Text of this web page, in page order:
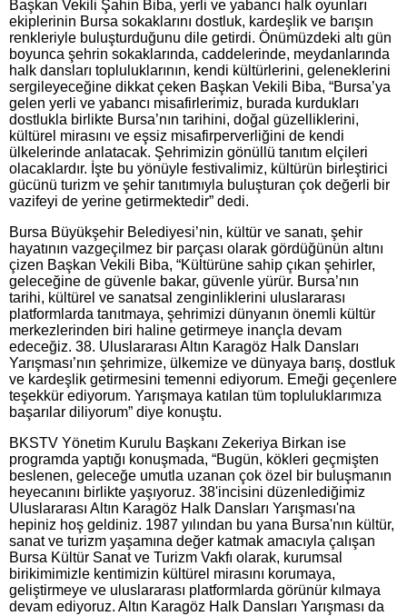
Başkan Vekili Şahin Biba, yerli ve yabancı halk oyunları
ekiplerinin Bursa sokaklarını dostluk, kardeşlik ve barışın
renkleriyle buluşturduğunu dile getirdi. Önümüzdeki altı gün
boyunca şehrin sokaklarında, caddelerinde, meydanlarında
halk dansları topluluklarının, kendi kültürlerini, geleneklerini
sergileyeceğine dikkat çeken Başkan Vekili Biba, “Bursa’ya
gelen yerli ve yabancı misafirlerimiz, burada kurdukları
dostlukla birlikte Bursa’nın tarihini, doğal güzelliklerini,
kültürel mirasını ve eşsiz misafirperverliğini de kendi
ülkelerinde anlatacak. Şehrimizin gönüllü tanıtım elçileri
olacaklardır. İşte bu yönüyle festivalimiz, kültürün birleştirici
gücünü turizm ve şehir tanıtımıyla buluşturan çok değerli bir
vazifeyi de yerine getirmektedir” dedi.
Bursa Büyükşehir Belediyesi’nin, kültür ve sanatı, şehir
hayatının vazgeçilmez bir parçası olarak gördüğünün altını
çizen Başkan Vekili Biba, “Kültürüne sahip çıkan şehirler,
geleceğine de güvenle bakar, güvenle yürür. Bursa’nın
tarihi, kültürel ve sanatsal zenginliklerini uluslararası
platformlarda tanıtmaya, şehrimizi dünyanın önemli kültür
merkezlerinden biri haline getirmeye inançla devam
edeceğiz. 38. Uluslararası Altın Karagöz Halk Dansları
Yarışması’nın şehrimize, ülkemize ve dünyaya barış, dostluk
ve kardeşlik getirmesini temenni ediyorum. Emeği geçenlere
teşekkür ediyorum. Yarışmaya katılan tüm topluluklarımıza
başarılar diliyorum” diye konuştu.
BKSTV Yönetim Kurulu Başkanı Zekeriya Birkan ise
programda yaptığı konuşmada, “Bugün, kökleri geçmişten
beslenen, geleceğe umutla uzanan çok özel bir buluşmanın
heyecanını birlikte yaşıyoruz. 38'incisini düzenlediğimiz
Uluslararası Altın Karagöz Halk Dansları Yarışması'na
hepiniz hoş geldiniz. 1987 yılından bu yana Bursa'nın kültür,
sanat ve turizm yaşamına değer katmak amacıyla çalışan
Bursa Kültür Sanat ve Turizm Vakfı olarak, kurumsal
birikimimizle kentimizin kültürel mirasını korumaya,
geliştirmeye ve uluslararası platformlarda görünür kılmaya
devam ediyoruz. Altın Karagöz Halk Dansları Yarışması da